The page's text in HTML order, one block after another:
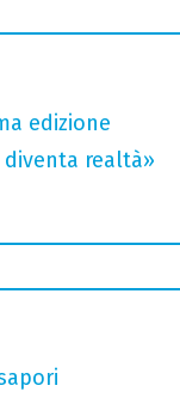
edizione
realtà»